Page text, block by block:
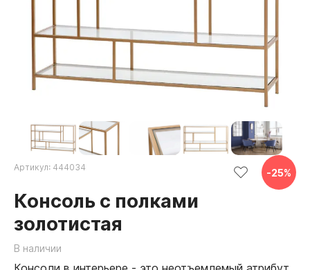
Консоль с полками
золотистая
В наличии
-25%
Артикул: 444034